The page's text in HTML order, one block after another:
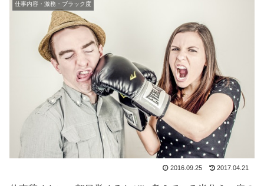
仕事内容・激務・ブラック度
2016.09.25 2017.04.21